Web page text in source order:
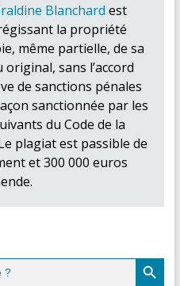
Blanchard est
la propriété
même partielle, de sa
sans l’accord
de sanctions pénales
sanctionnée par les
du Code de la
plagiat est passible de
et 300 000 euros
Search Button